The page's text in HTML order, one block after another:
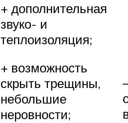
+ дополнительная
звуко- и
теплоизоляция;
+ возможность
скрыть трещины,
небольшие
неровности;